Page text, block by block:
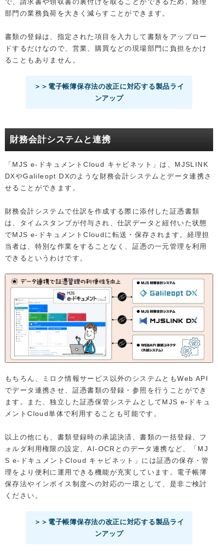
部門の業務負荷を大きく減らすことができます。
書類の登録は、指定された項目を入力して書類をアップロー
ドするだけなので、営業、購買などの現場部門に負担をかけ
ることもありません。
＞＞電子帳簿保存法の改正に対応する製品ライ
ンアップ
財務会計システムと連携
「MJS e-ドキュメントCloud キャビネット」は、MJSLINK
DXやGalileopt DXのような財務会計システムとデータ連携さ
せることができます。
財務会計システムで仕訳を作成する際に添付した証憑書類
は、タイムスタンプが付与され、仕訳データと紐付いた状態
でMJS e-ドキュメントCloudに転送・保存されます。経理担
当者は、特別な作業をすることなく、証憑の一元管理を利用
できるというわけです。
もちろん、ミロク情報サービス以外のシステムともWeb API
でデータ連携させ、証憑書類の登録・参照を行うことができ
ます。また、独立した証憑保管システムとしてMJS e-ドキュ
メントCloud単体で利用することも可能です。
以上の他にも、書類登録時の承認決済、書類の一括登録、フ
ォルダ利用権限の設定、AI-OCRとのデータ連携など、「MJ
S e-ドキュメントCloud キャビネット」には証憑の保存・管
理をより便利に運用できる機能が充実しています。電子帳簿
保存法やインボイス制度への対応の一環として、是非ご検討
ください。
＞＞電子帳簿保存法の改正に対応する製品ライ
ンアップ